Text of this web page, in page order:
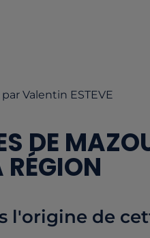
Valentin ESTEVE
DE
RÉGION
l'origine de